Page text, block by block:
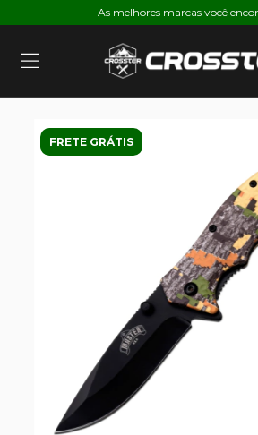
As melhores marcas você
FRETE GRÁTIS